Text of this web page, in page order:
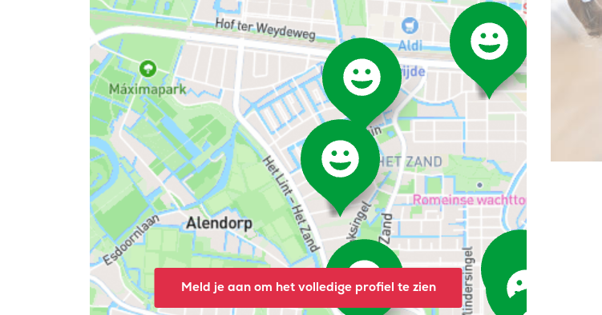
Meld je aan om het volledige profiel te zien